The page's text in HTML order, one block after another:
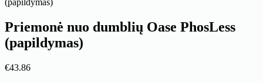
(papildymas)
Priemonė nuo dumblių Oase PhosLess
(papildymas)
€43.86